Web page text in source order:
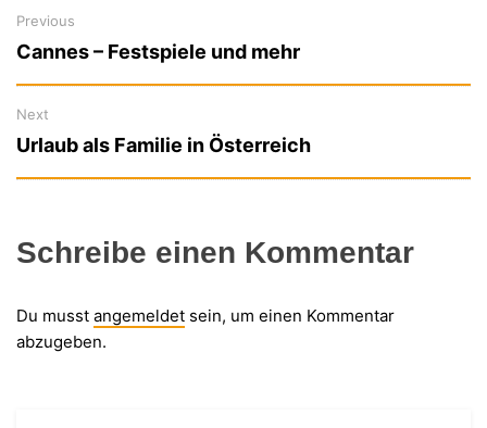
Beitragsnavigation
Previous
Previous
Cannes – Festspiele und mehr
Next
Next
Urlaub als Familie in Österreich
Schreibe einen Kommentar
Du musst angemeldet sein, um einen Kommentar
abzugeben.